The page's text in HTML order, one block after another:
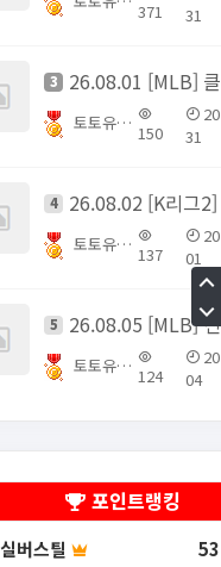
371
31
3
토토유픽스터 150
31
4
토토유픽스터 137
01
5
토토유픽스터 124
04
포인트랭킹
실버스틸